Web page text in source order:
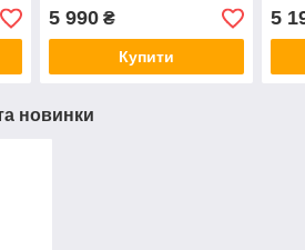
5 990₴
Купити
5
новинки